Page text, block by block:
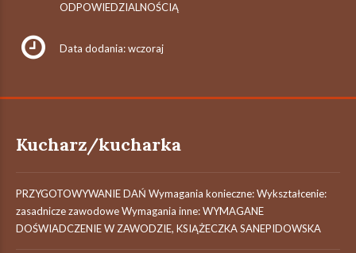
ODPOWIEDZIALNOŚCIĄ
Data dodania: wczoraj
Kucharz/kucharka
PRZYGOTOWYWANIE DAŃ Wymagania konieczne: Wykształcenie:
zasadnicze zawodowe Wymagania inne: WYMAGANE
DOŚWIADCZENIE W ZAWODZIE, KSIĄŻECZKA SANEPIDOWSKA